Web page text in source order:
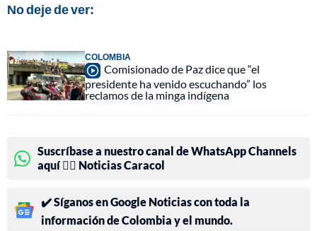
No deje de ver:
COLOMBIA
Comisionado de Paz dice que “el
presidente ha venido escuchando” los
reclamos de la minga indígena
Suscríbase a nuestro canal de WhatsApp Channels
aquí 👉🏻 Noticias Caracol
✔️ Síganos en Google Noticias con toda la
información de Colombia y el mundo.